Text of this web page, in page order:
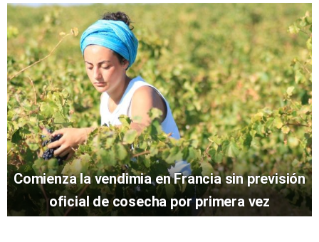
Comienza la vendimia en Francia sin previsión
oficial de cosecha por primera vez